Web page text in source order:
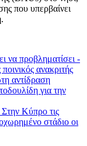
που υπερβαίνει
να προβληματίσει -
ανακριτής
αντίδραση
για την
Κύπρο τις
στάδιο οι